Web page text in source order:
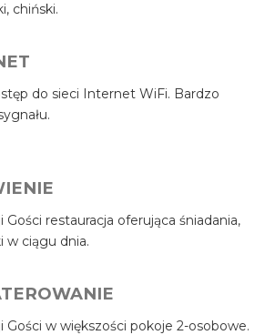
chiński.
do sieci Internet WiFi. Bardzo
Gości restauracja oferująca śniadania,
w ciągu dnia.
Gości w większości pokoje 2-osobowe.